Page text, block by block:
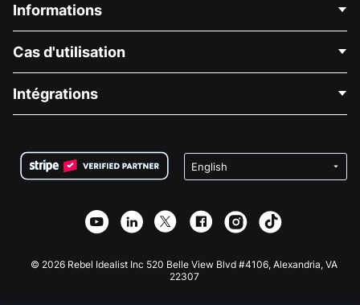
Informations
À propos de nous
Carrières
Confidentialité
Partenariat d'affiliation
Bibliothèque
Cas d'utilisation
Collecte de fonds médicale
Collecte de fonds caritative
Intégrations
Plugin de don Wix
Application de don Webflow
Don Joomla
© 2026 Rebel Idealist Inc 520 Belle View Blvd #4106, Alexandria, VA
22307